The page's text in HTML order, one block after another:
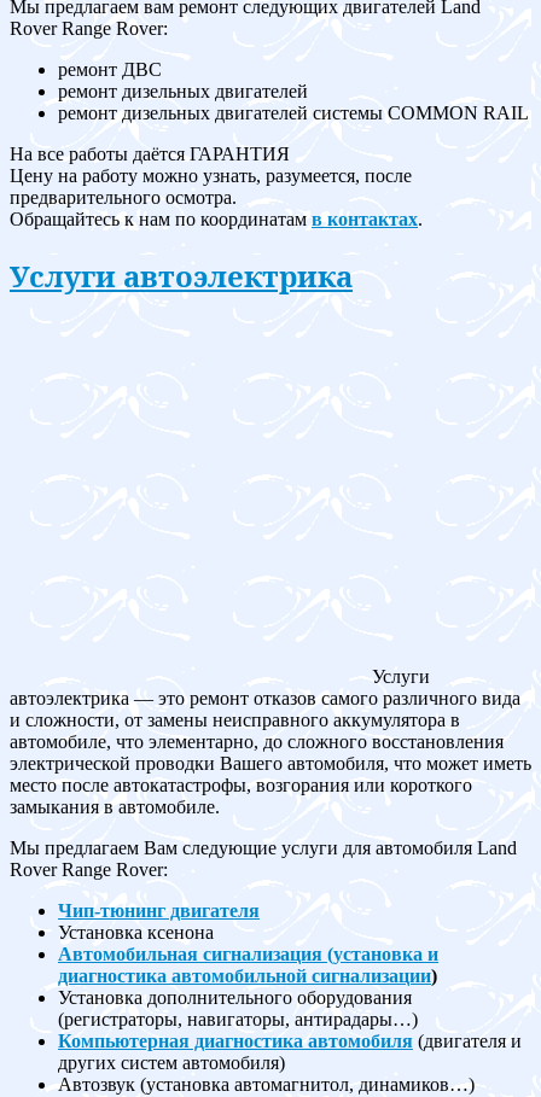
Мы предлагаем вам ремонт следующих двигателей Land
Rover Range Rover:
ремонт ДВС
ремонт дизельных двигателей
ремонт дизельных двигателей системы COMMON RAIL
На все работы даётся ГАРАНТИЯ
Цену на работу можно узнать, разумеется, после
предварительного осмотра.
Обращайтесь к нам по координатам в контактах.
Услуги автоэлектрика
Услуги
автоэлектрика — это ремонт отказов самого различного вида
и сложности, от замены неисправного аккумулятора в
автомобиле, что элементарно, до сложного восстановления
электрической проводки Вашего автомобиля, что может иметь
место после автокатастрофы, возгорания или короткого
замыкания в автомобиле.
Мы предлагаем Вам следующие услуги для автомобиля Land
Rover Range Rover:
Чип-тюнинг двигателя
Установка ксенона
Автомобильная сигнализация (установка и
диагностика автомобильной сигнализации)
Установка дополнительного оборудования
(регистраторы, навигаторы, антирадары…)
Компьютерная диагностика автомобиля (двигателя и
других систем автомобиля)
Автозвук (установка автомагнитол, динамиков…)